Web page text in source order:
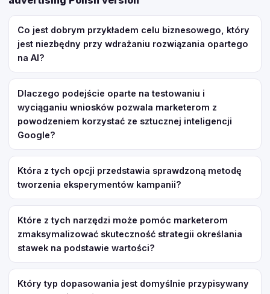
Co jest dobrym przykładem celu biznesowego, który
jest niezbędny przy wdrażaniu rozwiązania opartego
na AI?
Dlaczego podejście oparte na testowaniu i
wyciąganiu wniosków pozwala marketerom z
powodzeniem korzystać ze sztucznej inteligencji
Google?
Która z tych opcji przedstawia sprawdzoną metodę
tworzenia eksperymentów kampanii?
Które z tych narzędzi może pomóc marketerom
zmaksymalizować skuteczność strategii określania
stawek na podstawie wartości?
Który typ dopasowania jest domyślnie przypisywany